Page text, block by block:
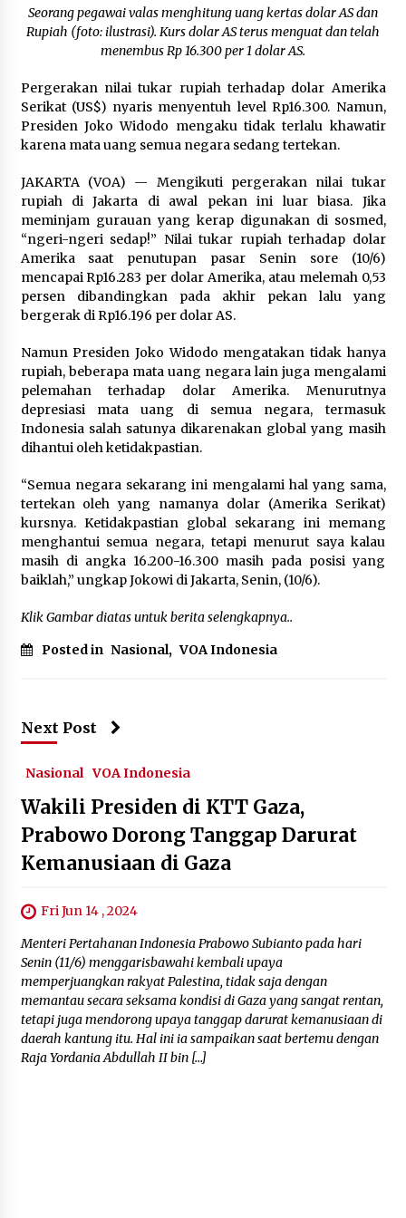
December 21, 2023
JK: Taliban Siap Buka Kerja Sama dengan Dunia;
June 7, 2024
Lambat Bangun Smelter, BPK Rekomendasikan
Freeport Indonesia Didenda
Pakar: Status Jakarta Sebagai Ibu Kota Masih
Berlaku
March 12, 2024
SMRC: Tingkat Elektabilitas Cawapres Belum
Mampu Dongkrak Dukungan bagi Capres
Ribuan Muslim Tetap Padati Al-Aqsa di tengah
Pembatasan Selama Ramadan
March 31, 2024
Seorang pegawai valas menghitung uang kertas dolar AS dan
Rupiah (foto: ilustrasi). Kurs dolar AS terus menguat dan telah
menembus Rp 16.300 per 1 dolar AS.
Pergerakan nilai tukar rupiah terhadap dolar Amerika
Serikat (US$) nyaris menyentuh level Rp16.300. Namun,
Presiden Joko Widodo mengaku tidak terlalu khawatir
karena mata uang semua negara sedang tertekan.
JAKARTA (VOA) — Mengikuti pergerakan nilai tukar
rupiah di Jakarta di awal pekan ini luar biasa. Jika
meminjam gurauan yang kerap digunakan di sosmed,
“ngeri-ngeri sedap!” Nilai tukar rupiah terhadap dolar
Amerika saat penutupan pasar Senin sore (10/6)
mencapai Rp16.283 per dolar Amerika, atau melemah 0,53
persen dibandingkan pada akhir pekan lalu yang
bergerak di Rp16.196 per dolar AS.
Namun Presiden Joko Widodo mengatakan tidak hanya
rupiah, beberapa mata uang negara lain juga mengalami
pelemahan terhadap dolar Amerika. Menurutnya
depresiasi mata uang di semua negara, termasuk
Indonesia salah satunya dikarenakan global yang masih
dihantui oleh ketidakpastian.
“Semua negara sekarang ini mengalami hal yang sama,
tertekan oleh yang namanya dolar (Amerika Serikat)
kursnya. Ketidakpastian global sekarang ini memang
menghantui semua negara, tetapi menurut saya kalau
masih di angka 16.200-16.300 masih pada posisi yang
baiklah,” ungkap Jokowi di Jakarta, Senin, (10/6).
Klik Gambar diatas untuk berita selengkapnya..
Posted in Nasional, VOA Indonesia
Next Post
Nasional VOA Indonesia
Wakili Presiden di KTT Gaza,
Prabowo Dorong Tanggap Darurat
Kemanusiaan di Gaza
Fri Jun 14 , 2024
Menteri Pertahanan Indonesia Prabowo Subianto pada hari
Senin (11/6) menggarisbawahi kembali upaya
memperjuangkan rakyat Palestina, tidak saja dengan
memantau secara seksama kondisi di Gaza yang sangat rentan,
tetapi juga mendorong upaya tanggap darurat kemanusiaan di
daerah kantung itu. Hal ini ia sampaikan saat bertemu dengan
Raja Yordania Abdullah II bin […]